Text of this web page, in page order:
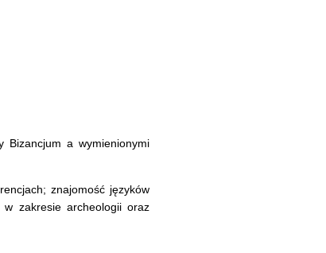
Bizancjum a wymienionymi
znajomość języków
w zakresie archeologii oraz